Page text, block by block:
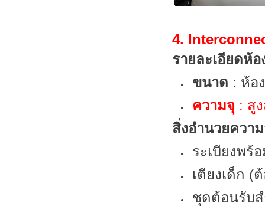
4.
รายละเอียดห้อ
ขนาด : ห้อ
ความจุ : สู
สิ่งอำนวยควา
ระเบียงพร้
เตียงเด็ก (
ชุดต้อนรับส